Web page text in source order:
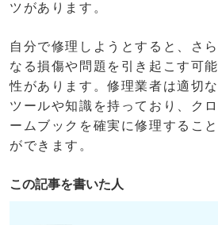
ツがあります。
自分で修理しようとすると、さら
なる損傷や問題を引き起こす可能
性があります。修理業者は適切な
ツールや知識を持っており、クロ
ームブックを確実に修理すること
ができます。
この記事を書いた人